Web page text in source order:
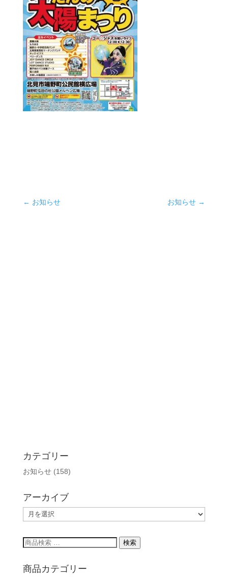
← お知らせ お知らせ →
カテゴリー
お知らせ(158)
アーカイブ
ー
カ
イ
検
対
検索
商品カテゴリー